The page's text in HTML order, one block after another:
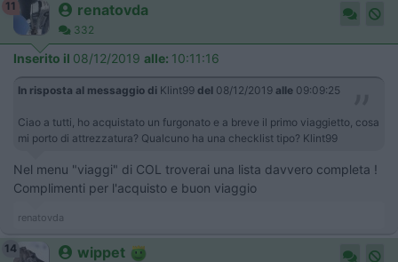
11 renatovda
332
Inserito il 08/12/2019 alle: 10:11:16
In risposta al messaggio di Klint99 del 08/12/2019 alle 09:09:25
Ciao a tutti, ho acquistato un furgonato e a breve il primo viaggietto, cosa
mi porto di attrezzatura? Qualcuno ha una checklist tipo? Klint99
Nel menu "viaggi" di COL troverai una lista davvero completa !
Complimenti per l'acquisto e buon viaggio
renatovda
14 wippet